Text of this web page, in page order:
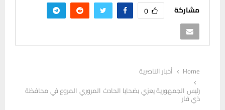
مشاركة 0
Home
أخبار الناصرية
رئيس الجمهورية يعزي بضحايا الحادث المروري المروع في محافظة
ذي قار